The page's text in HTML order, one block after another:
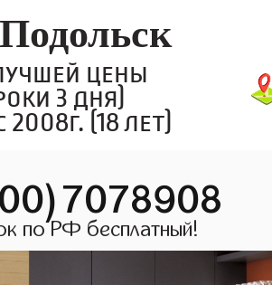
цены
3 дня)
2008г. (18 лет)
по РФ бесплатный!